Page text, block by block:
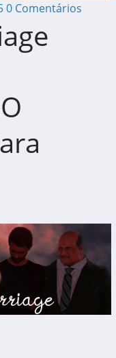
0 Comentários